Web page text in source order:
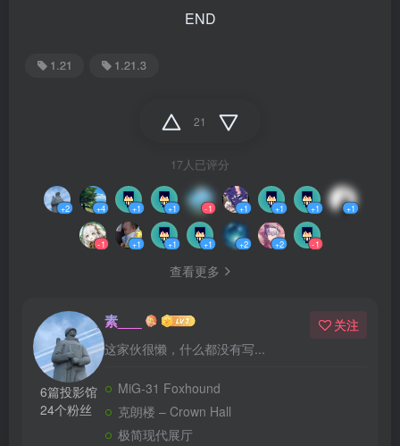
END
1.21 1.21.3
21
17人已评分
+2 +4 +1 +1 -1 +1 +1 +1 +1
-1 +1 +1 +1 +2 +2 -1
查看更多
6篇投影馆
24个粉丝
素___
这家伙很懒，什么都没有写...
关注
MiG-31 Foxhound
克朗楼 – Crown Hall
极简现代展厅